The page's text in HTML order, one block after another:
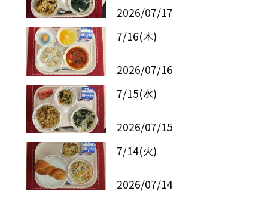
2026/07/17
7/16(木)
2026/07/16
7/15(水)
2026/07/15
7/14(火)
2026/07/14